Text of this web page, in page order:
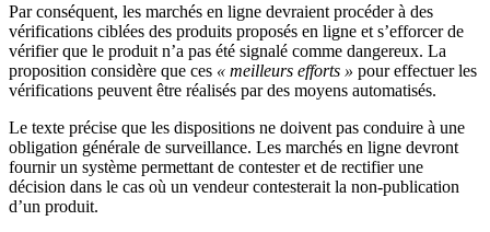
Par conséquent, les marchés en ligne devraient procéder à des
vérifications ciblées des produits proposés en ligne et s’efforcer de
vérifier que le produit n’a pas été signalé comme dangereux. La
proposition considère que ces « meilleurs efforts » pour effectuer les
vérifications peuvent être réalisés par des moyens automatisés.
Le texte précise que les dispositions ne doivent pas conduire à une
obligation générale de surveillance. Les marchés en ligne devront
fournir un système permettant de contester et de rectifier une
décision dans le cas où un vendeur contesterait la non-publication
d’un produit.